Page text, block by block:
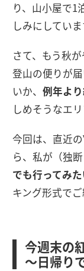
り、山小屋で1
しみにしていま
さて、もう秋
登山の便りが
いか、 例年よ
しめそうなエ
今回は、直近
ら、私が（独
でも行ってみた
キング形式でご
今週末の
〜日帰り